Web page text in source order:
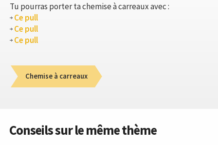
Tu pourras porter ta chemise à carreaux avec :
Ce pull
Ce pull
Ce pull
Chemise à carreaux
Conseils sur le même thème